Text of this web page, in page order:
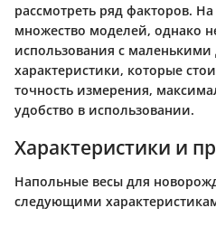
рассмотреть ряд факторов.
множество моделей, однако
использования с
характеристики, которые
точность измерения,
удобство в использовании.
Характеристики и
Напольные весы для
следующими